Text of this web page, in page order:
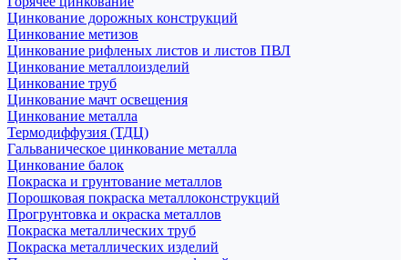
Цинкование дорожных конструкций
Цинкование метизов
Цинкование рифленых листов и листов ПВЛ
Цинкование металлоизделий
Цинкование труб
Цинкование мачт освещения
Цинкование металла
Термодиффузия (ТДЦ)
Гальваническое цинкование металла
Цинкование балок
Покраска и грунтование металлов
Порошковая покраска металлоконструкций
Прогрунтовка и окраска металлов
Покраска металлических труб
Покраска металлических изделий